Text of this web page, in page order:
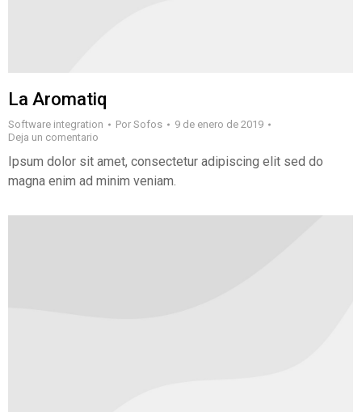
La Aromatiq
Software integration Por Sofos
9 de enero de 2019
Deja un comentario
Ipsum dolor sit amet, consectetur adipiscing elit sed do
magna enim ad minim veniam.